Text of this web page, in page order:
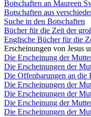
Botschaften an Maureen
Botschaften aus
Suche in den Botschaften
Bücher für die Zeit der
Englische Bücher für die
Erscheinungen von Jesus
Die Erscheinung der
Die Erscheinungen der
Die Offenbarungen an die
Die Erscheinungen der
Die Erscheinungen der
Die Erscheinung der
Die Erscheinungen der